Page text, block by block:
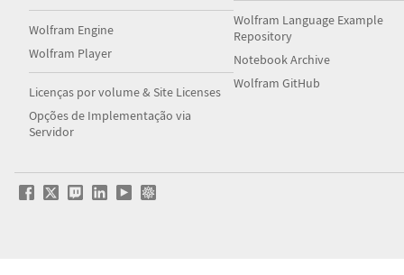
Wolfram Engine
Wolfram Player
Licenças por volume & Site Licenses
Opções de Implementação via
Servidor
Wolfram Language Example
Repository
Notebook Archive
Wolfram GitHub